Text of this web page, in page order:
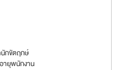
กขัตฤกษ์
ายุพนักงาน